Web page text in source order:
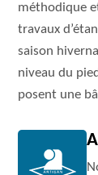
méthodique
travaux
saison
niveau du
posent une